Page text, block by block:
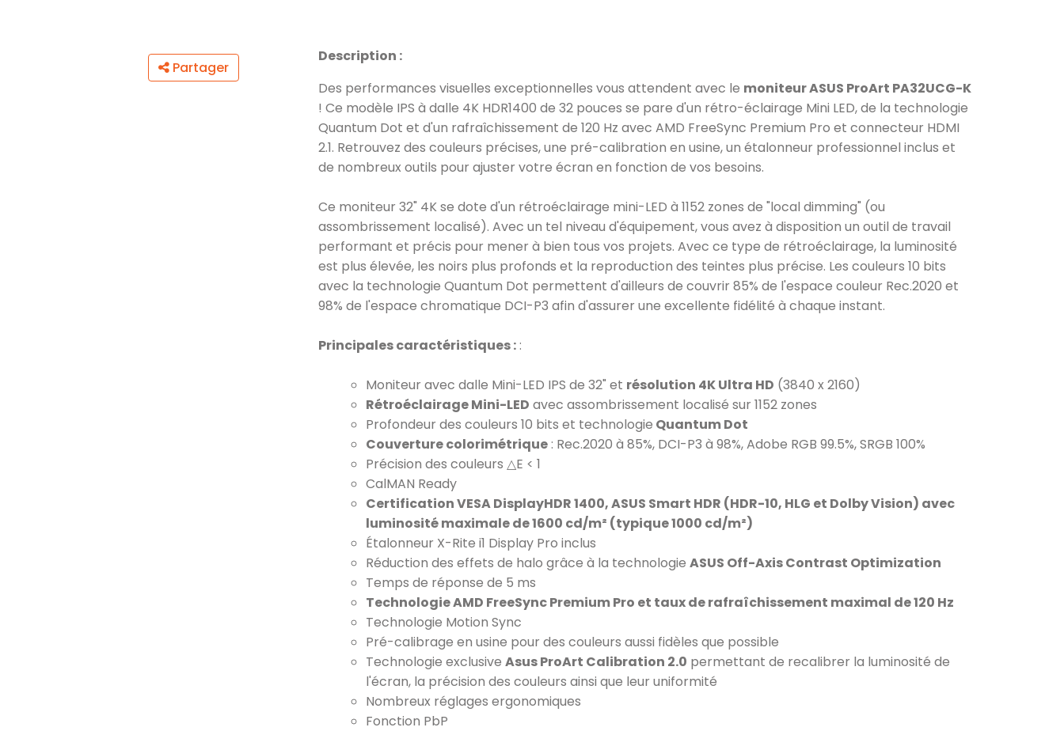
Partager
Description :
Des performances visuelles exceptionnelles vous attendent avec le moniteur ASUS ProArt PA32UCG-K
! Ce modèle IPS à dalle 4K HDR1400 de 32 pouces se pare d'un rétro-éclairage Mini LED, de la technologie
Quantum Dot et d'un rafraîchissement de 120 Hz avec AMD FreeSync Premium Pro et connecteur HDMI
2.1. Retrouvez des couleurs précises, une pré-calibration en usine, un étalonneur professionnel inclus et
de nombreux outils pour ajuster votre écran en fonction de vos besoins.
Ce moniteur 32" 4K se dote d'un rétroéclairage mini-LED à 1152 zones de "local dimming" (ou
assombrissement localisé). Avec un tel niveau d'équipement, vous avez à disposition un outil de travail
performant et précis pour mener à bien tous vos projets. Avec ce type de rétroéclairage, la luminosité
est plus élevée, les noirs plus profonds et la reproduction des teintes plus précise. Les couleurs 10 bits
avec la technologie Quantum Dot permettent d'ailleurs de couvrir 85% de l'espace couleur Rec.2020 et
98% de l'espace chromatique DCI-P3 afin d'assurer une excellente fidélité à chaque instant.
Principales caractéristiques : :
Moniteur avec dalle Mini-LED IPS de 32" et résolution 4K Ultra HD (3840 x 2160)
Rétroéclairage Mini-LED avec assombrissement localisé sur 1152 zones
Profondeur des couleurs 10 bits et technologie Quantum Dot
Couverture colorimétrique : Rec.2020 à 85%, DCI-P3 à 98%, Adobe RGB 99.5%, SRGB 100%
Précision des couleurs △E < 1
CalMAN Ready
Certification VESA DisplayHDR 1400, ASUS Smart HDR (HDR-10, HLG et Dolby Vision) avec
luminosité maximale de 1600 cd/m² (typique 1000 cd/m²)
Étalonneur X-Rite i1 Display Pro inclus
Réduction des effets de halo grâce à la technologie ASUS Off-Axis Contrast Optimization
Temps de réponse de 5 ms
Technologie AMD FreeSync Premium Pro et taux de rafraîchissement maximal de 120 Hz
Technologie Motion Sync
Pré-calibrage en usine pour des couleurs aussi fidèles que possible
Technologie exclusive Asus ProArt Calibration 2.0 permettant de recalibrer la luminosité de
l'écran, la précision des couleurs ainsi que leur uniformité
Nombreux réglages ergonomiques
Fonction PbP